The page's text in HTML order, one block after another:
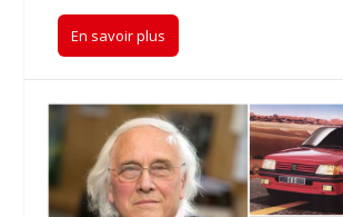
En savoir plus